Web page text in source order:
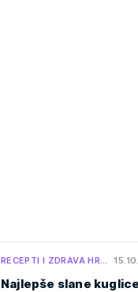
RECEPTI I ZDRAVA HR…
Najlepše slane